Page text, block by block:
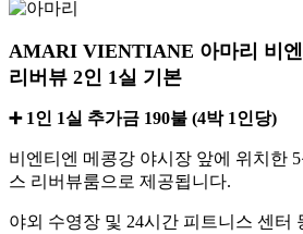
AMARI VIENTIANE 아마리 비
리버뷰 2인 1실 기본
➕ 1인 1실 추가금 190불 (4박 1인당)
비엔티엔 메콩강 야시장 앞에 위치한
스 리버뷰룸으로 제공됩니다.
야외 수영장 및 24시간 피트니스 센터